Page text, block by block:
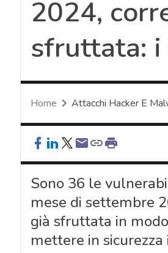
2024,
sfruttata:
Home Attacchi Hacker E
Sono 36 le
mese di settembre
già sfruttata in
mettere in